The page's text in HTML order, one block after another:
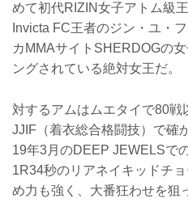
めて初代RIZIN女子アトム級
Invicta FC王者のジン・ユ・
カMMAサイトSHERDOGの
ングされている絶対女王だ。
対するアムはムエタイで80戦
JJIF（着衣総合格闘技）で確
19年3月のDEEP JEWELSで
1R34秒のリアネイキッドチ
め力も強く、大番狂わせを狙